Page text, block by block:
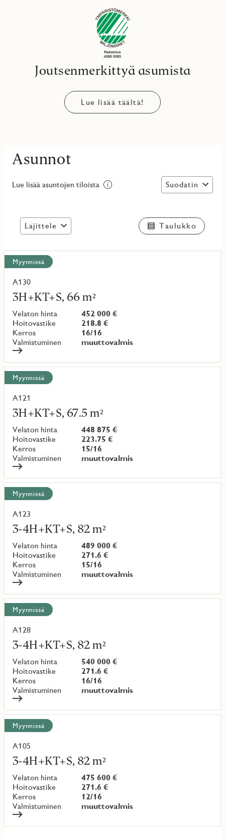
Joutsenmerkittyä asumista
Lue lisää täältä!
Asunnot
Lue lisää asuntojen tiloista Suodatin
Lajittele Taulukko
Näytä
kaikki
kohteet
Myynnissä
A130
3H+KT+S, 66 m²
Velaton hinta
452 000 €
Hoitovastike
218.8 €
Kerros
16/16
Valmistuminen
muuttovalmis
Lue
lisää
kohteesta
Myynnissä
A121
3H+KT+S, 67.5 m²
Velaton hinta
448 875 €
Hoitovastike
223.75 €
Kerros
15/16
Valmistuminen
muuttovalmis
Lue
lisää
kohteesta
Myynnissä
A123
3-4H+KT+S, 82 m²
Velaton hinta
489 000 €
Hoitovastike
271.6 €
Kerros
15/16
Valmistuminen
muuttovalmis
Lue
lisää
kohteesta
Myynnissä
A128
3-4H+KT+S, 82 m²
Velaton hinta
540 000 €
Hoitovastike
271.6 €
Kerros
16/16
Valmistuminen
muuttovalmis
Lue
lisää
kohteesta
Myynnissä
A105
3-4H+KT+S, 82 m²
Velaton hinta
475 600 €
Hoitovastike
271.6 €
Kerros
12/16
Valmistuminen
muuttovalmis
Lue
lisää
kohteesta